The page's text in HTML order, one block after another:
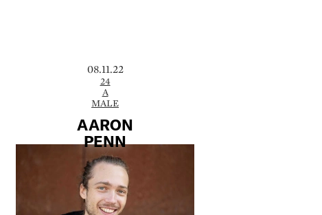
08.11.22
24
A
MALE
AARON
PENN